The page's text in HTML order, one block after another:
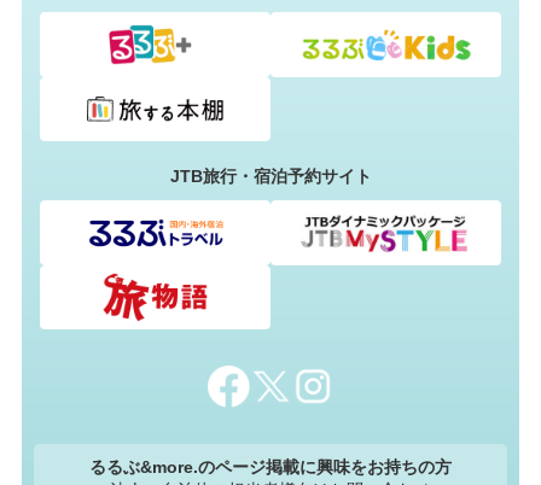
JTB旅行・宿泊予約サイト
るるぶ&more.のページ掲載に興味をお持ちの方